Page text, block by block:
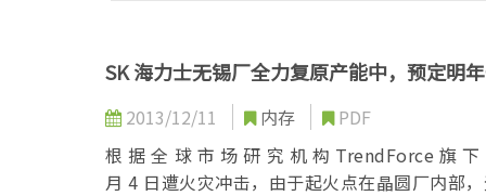
SK 海力士无锡厂全力复原产能中，预定明
2013/12/11 内存
PDF
根 据 全 球 市 场 研 究 机 构 TrendForce 旗
月 4 日遭火灾冲击，由于起火点在晶圆厂内部